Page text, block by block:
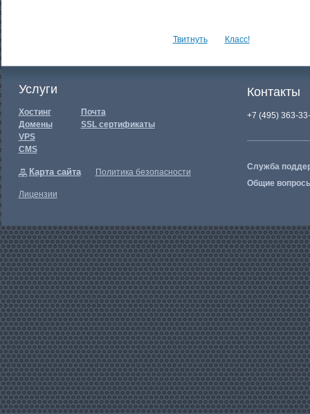
Твитнуть Класс!
Услуги
Хостинг
Почта
Домены
SSL сертификаты
VPS
CMS
Карта сайта Политика безопасности
Лицензии
Контакты
+7 (495) 363-
Служба
Общие